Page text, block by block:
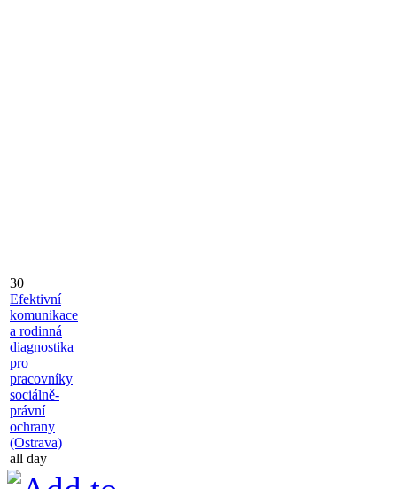
30
Efektivní
komunikace
a rodinná
diagnostika
pro
pracovníky
sociálně-
právní
ochrany
(Ostrava)
all day